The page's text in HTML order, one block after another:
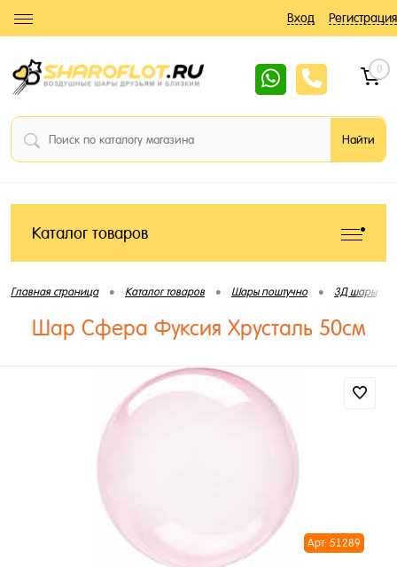
Вход Регистрация
0
Каталог товаров
Главная страница • Каталог товаров • Шары поштучно • 3Д шары
Шар Сфера Фуксия Хрусталь 50см
Арт: 51289